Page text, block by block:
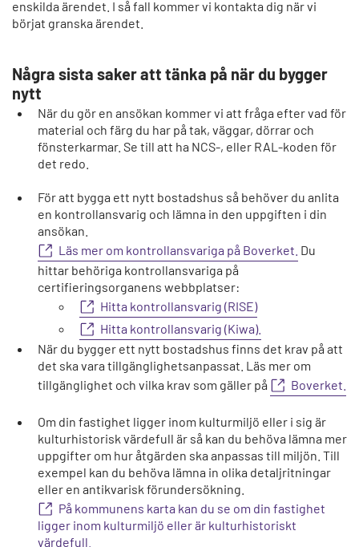
enskilda ärendet. I så fall kommer vi kontakta dig när vi
börjat granska ärendet.
Några sista saker att tänka på när du bygger
nytt
När du gör en ansökan kommer vi att fråga efter vad för
material och färg du har på tak, väggar, dörrar och
fönsterkarmar. Se till att ha NCS-, eller RAL-koden för
det redo.
För att bygga ett nytt bostadshus så behöver du anlita
en kontrollansvarig och lämna in den uppgiften i din
ansökan.
Läs mer om kontrollansvariga på Boverket. Du
hittar behöriga kontrollansvariga på
certifieringsorganens webbplatser:
Hitta kontrollansvarig (RISE)
Hitta kontrollansvarig (Kiwa).
När du bygger ett nytt bostadshus finns det krav på att
det ska vara tillgänglighetsanpassat. Läs mer om
tillgänglighet och vilka krav som gäller på
Boverket.
Om din fastighet ligger inom kulturmiljö eller i sig är
kulturhistorisk värdefull är så kan du behöva lämna mer
uppgifter om hur åtgärden ska anpassas till miljön. Till
exempel kan du behöva lämna in olika detaljritningar
eller en antikvarisk förundersökning.
På kommunens karta kan du se om din fastighet
ligger inom kulturmiljö eller är kulturhistoriskt
värdefull.